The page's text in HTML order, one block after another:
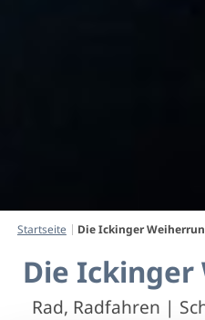
Startseite Die Ickinger
Die Ickinger
Rad, Radfahren |